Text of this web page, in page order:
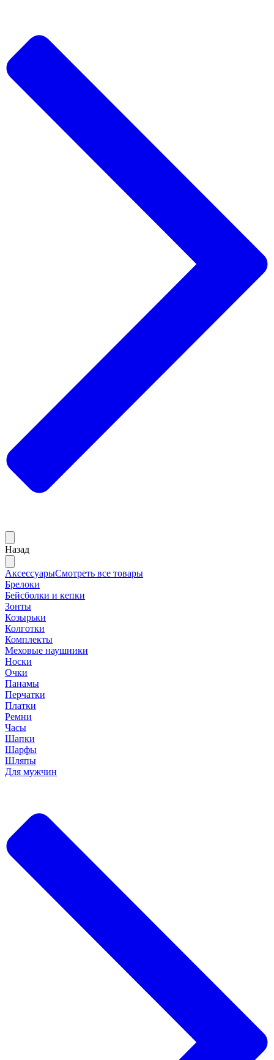
Назад
АксессуарыСмотреть все товары
Брелоки
Бейсболки и кепки
Зонты
Козырьки
Колготки
Комплекты
Меховые наушники
Носки
Очки
Панамы
Перчатки
Платки
Ремни
Часы
Шапки
Шарфы
Шляпы
Для мужчин